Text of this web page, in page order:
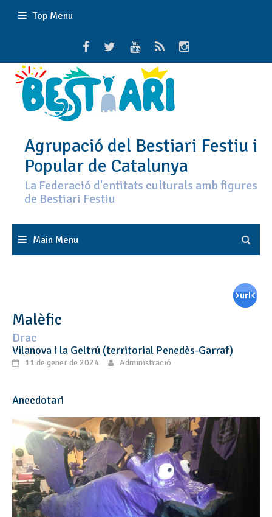
Top Menu
Agrupació del Bestiari Festiu i
Popular de Catalunya
La Federació d'entitats culturals amb figures
de Bestiari Festiu
Main Menu
Malèfic
Drac
Vilanova i la Geltrú (territorial Penedès-Garraf)
11 de gener de 2024 Administració
Anecdotari